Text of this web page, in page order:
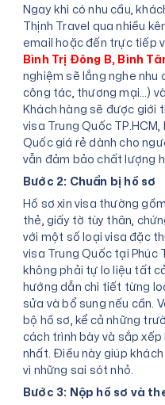
Ngay khi có nhu cầu,
Thịnh Travel qua nhiều
email hoặc đến trực tiếp
Bình Trị Đông B, Bình
nghiệm sẽ lắng nghe nhu
công tác, thương mại…)
Khách hàng sẽ được giới
visa Trung Quốc
Quốc giá rẻ dành cho
vẫn đảm bảo chất lượng
Bước 2: Chuẩn bị hồ sơ
Hồ sơ xin visa thường
thẻ, giấy tờ tùy thân,
với một số loại visa đặc
visa Trung Quốc tại Phúc
không phải tự lo liệu tất
hướng dẫn chi tiết từng
sửa và bổ sung nếu cần.
bộ hồ sơ, kể cả những
cách trình bày và sắp
nhất. Điều này giúp
vì những sai sót nhỏ.
Bước 3: Nộp hồ sơ và